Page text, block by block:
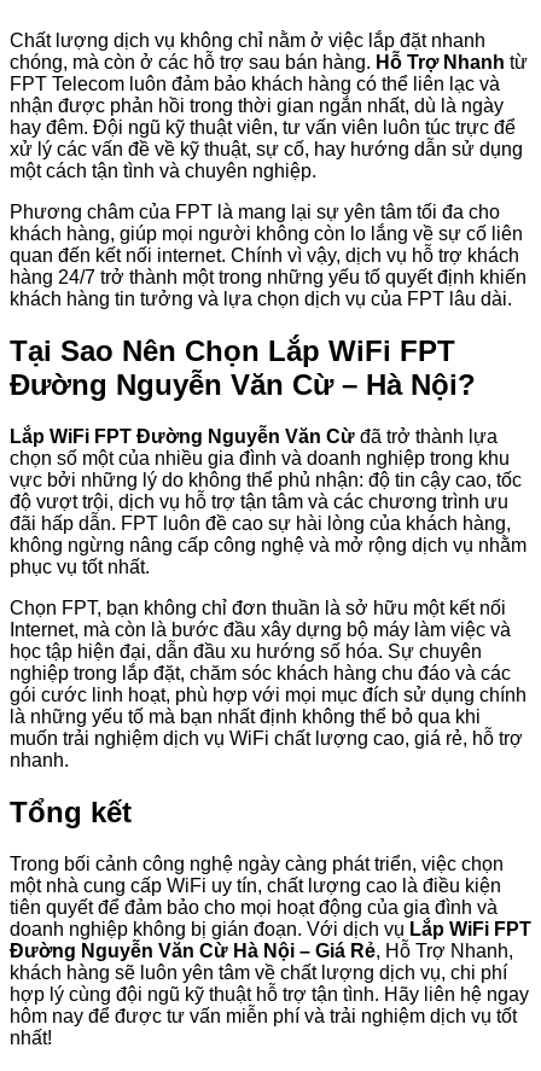
Chất lượng dịch vụ không chỉ nằm ở việc lắp đặt nhanh
chóng, mà còn ở các hỗ trợ sau bán hàng. Hỗ Trợ Nhanh từ
FPT Telecom luôn đảm bảo khách hàng có thể liên lạc và
nhận được phản hồi trong thời gian ngắn nhất, dù là ngày
hay đêm. Đội ngũ kỹ thuật viên, tư vấn viên luôn túc trực để
xử lý các vấn đề về kỹ thuật, sự cố, hay hướng dẫn sử dụng
một cách tận tình và chuyên nghiệp.
Phương châm của FPT là mang lại sự yên tâm tối đa cho
khách hàng, giúp mọi người không còn lo lắng về sự cố liên
quan đến kết nối internet. Chính vì vậy, dịch vụ hỗ trợ khách
hàng 24/7 trở thành một trong những yếu tố quyết định khiến
khách hàng tin tưởng và lựa chọn dịch vụ của FPT lâu dài.
Tại Sao Nên Chọn Lắp WiFi FPT
Đường Nguyễn Văn Cừ – Hà Nội?
Lắp WiFi FPT Đường Nguyễn Văn Cừ đã trở thành lựa
chọn số một của nhiều gia đình và doanh nghiệp trong khu
vực bởi những lý do không thể phủ nhận: độ tin cậy cao, tốc
độ vượt trội, dịch vụ hỗ trợ tận tâm và các chương trình ưu
đãi hấp dẫn. FPT luôn đề cao sự hài lòng của khách hàng,
không ngừng nâng cấp công nghệ và mở rộng dịch vụ nhằm
phục vụ tốt nhất.
Chọn FPT, bạn không chỉ đơn thuần là sở hữu một kết nối
Internet, mà còn là bước đầu xây dựng bộ máy làm việc và
học tập hiện đại, dẫn đầu xu hướng số hóa. Sự chuyên
nghiệp trong lắp đặt, chăm sóc khách hàng chu đáo và các
gói cước linh hoạt, phù hợp với mọi mục đích sử dụng chính
là những yếu tố mà bạn nhất định không thể bỏ qua khi
muốn trải nghiệm dịch vụ WiFi chất lượng cao, giá rẻ, hỗ trợ
nhanh.
Tổng kết
Trong bối cảnh công nghệ ngày càng phát triển, việc chọn
một nhà cung cấp WiFi uy tín, chất lượng cao là điều kiện
tiên quyết để đảm bảo cho mọi hoạt động của gia đình và
doanh nghiệp không bị gián đoạn. Với dịch vụ Lắp WiFi FPT
Đường Nguyễn Văn Cừ Hà Nội – Giá Rẻ, Hỗ Trợ Nhanh,
khách hàng sẽ luôn yên tâm về chất lượng dịch vụ, chi phí
hợp lý cùng đội ngũ kỹ thuật hỗ trợ tận tình. Hãy liên hệ ngay
hôm nay để được tư vấn miễn phí và trải nghiệm dịch vụ tốt
nhất!